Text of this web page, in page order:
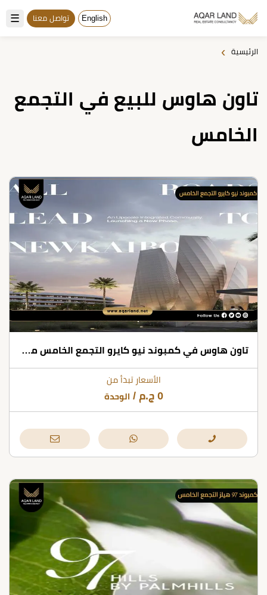
☰ English تواصل معنا
الرئيسية ›
تاون هاوس للبيع في التجمع
الخامس
تاون هاوس في كمبوند نيو كايرو التجمع الخامس مساحة 180 متر مربع
الأسعار تبدأ من
0 ج.م / الوحدة